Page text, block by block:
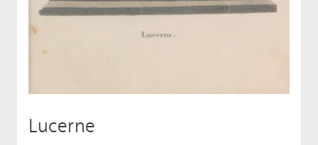
Lucerne